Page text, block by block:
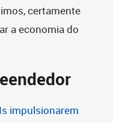
certamente
a economia do
impulsionarem